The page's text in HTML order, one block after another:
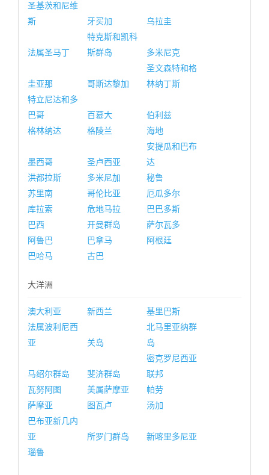
圣基茨和尼维
斯
牙买加 乌拉圭
法属圣马丁
特克斯和凯科
斯群岛
多米尼克
圭亚那 哥斯达黎加
圣文森特和格
林纳丁斯
特立尼达和多
巴哥
百慕大
伯利兹
格林纳达
格陵兰 海地
墨西哥 圣卢西亚
安提瓜和巴布
达
洪都拉斯
多米尼加
秘鲁
苏里南
哥伦比亚
厄瓜多尔
库拉索
危地马拉
巴巴多斯
巴西
开曼群岛
萨尔瓦多
阿鲁巴
巴拿马
阿根廷
巴哈马
古巴
大洋洲
澳大利亚 新西兰
基里巴斯
法属波利尼西
亚
关岛
北马里亚纳群
岛
马绍尔群岛 斐济群岛
密克罗尼西亚
联邦
瓦努阿图
美属萨摩亚
帕劳
萨摩亚
图瓦卢
汤加
巴布亚新几内
亚
所罗门群岛
新喀里多尼亚
瑙鲁